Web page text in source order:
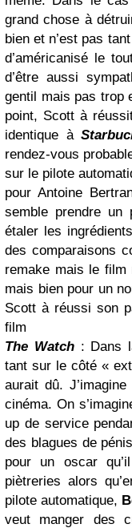
grand chose à
bien et n’est pas
d’américanisé le
d’être aussi
gentil mais pas trop
point, Scott à
identique à
rendez-vous
sur le pilote
pour Antoine
semble prendre un
étaler les
des comparaisons
remake mais le film
mais bien pour un
Scott à réussi son
film
The Watch: Dans
tant sur le côté «
aurait dû.
cinéma. On
up de service
des blagues de
pour un oscar
piètreries alors
pilote automatique,
veut manger des